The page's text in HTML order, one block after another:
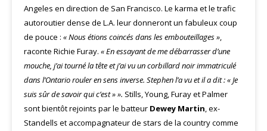
Angeles en direction de San Francisco. Le karma et le trafic
autoroutier dense de L.A. leur donneront un fabuleux coup
de pouce : « Nous étions coincés dans les embouteillages »,
raconte Richie Furay. « En essayant de me débarrasser d’une
mouche, j’ai tourné la tête et j’ai vu un corbillard noir immatriculé
dans l’Ontario rouler en sens inverse. Stephen l’a vu et il a dit : « Je
suis sûr de savoir qui c’est » ». Stills, Young, Furay et Palmer
sont bientôt rejoints par le batteur Dewey Martin, ex-
Standells et accompagnateur de stars de la country comme